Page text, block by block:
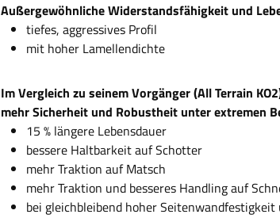
Außergewöhnliche Widerstandsfähigkeit und
tiefes, aggressives Profil
mit hoher Lamellendichte
Im Vergleich zu seinem Vorgänger (All Terrain
mehr Sicherheit und Robustheit unter extremen
15 % längere Lebensdauer
bessere Haltbarkeit auf Schotter
mehr Traktion auf Matsch
mehr Traktion und besseres Handling auf
bei gleichbleibend hoher